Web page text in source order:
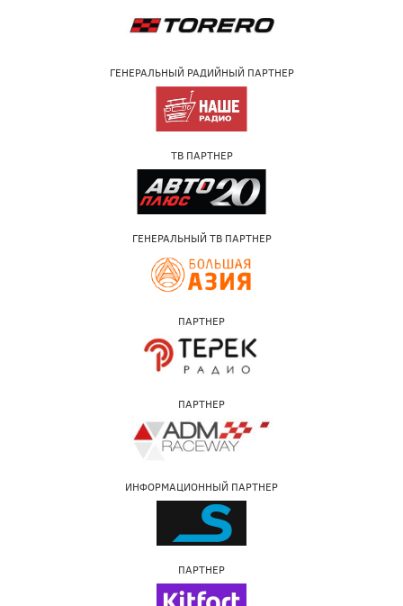
ГЕНЕРАЛЬНЫЙ РАДИЙНЫЙ ПАРТНЕР
ТВ ПАРТНЕР
ГЕНЕРАЛЬНЫЙ ТВ ПАРТНЕР
ПАРТНЕР
ПАРТНЕР
ИНФОРМАЦИОННЫЙ ПАРТНЕР
ПАРТНЕР